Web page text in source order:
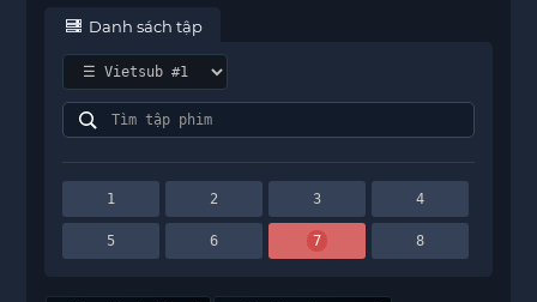
Danh sách tập
1 2 3 4
5 6 7 8